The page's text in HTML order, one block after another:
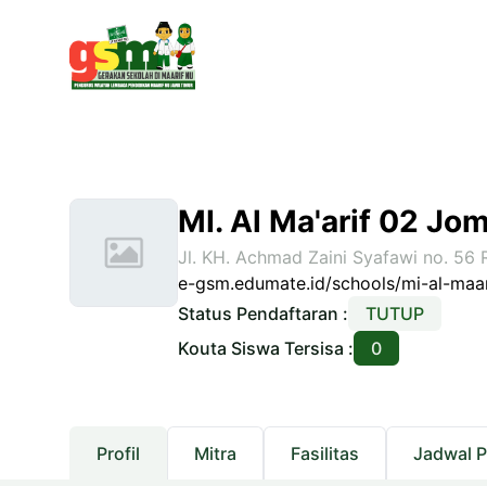
MI. Al Ma'arif 02
Jl. KH. Achmad Zaini Syafawi no. 56
e-gsm.edumate.id/schools/mi-al-
Status Pendaftaran :
TUTUP
Kouta Siswa Tersisa :
0
Profil Mitra Fasilitas Jadwal